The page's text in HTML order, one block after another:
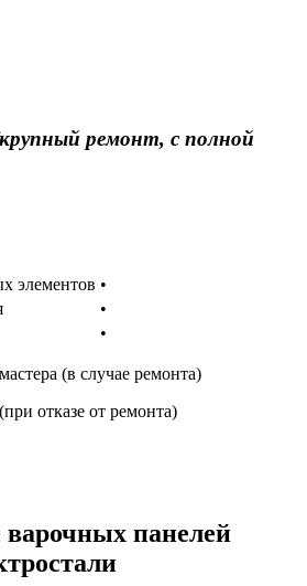
ремонт, с полной
элементов •
•
•
(в случае ремонта)
отказе от ремонта)
панелей